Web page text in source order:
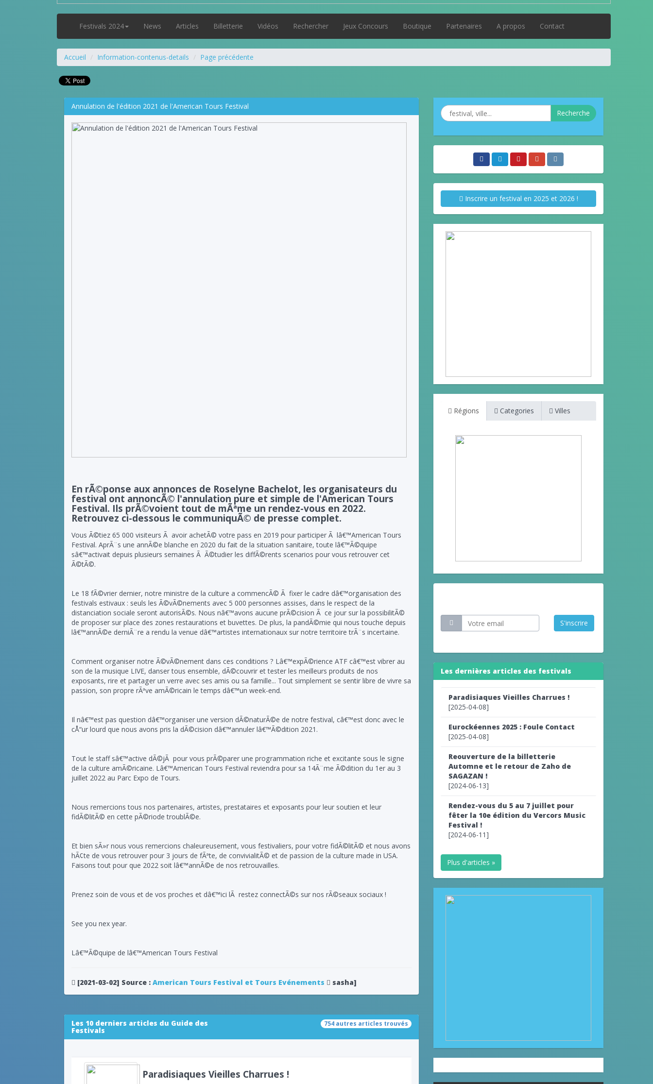
Festivals 2024 News Articles Billetterie Vidéos Rechercher Jeux Concours Boutique Partenaires A propos Contact
Accueil Information-contenus-details Page précédente
Annulation de l'édition 2021 de l'American Tours Festival
En rÃ©ponse aux annonces de Roselyne Bachelot, les organisateurs du
festival ont annoncÃ© l'annulation pure et simple de l'American Tours
Festival. Ils prÃ©voient tout de mÃªme un rendez-vous en 2022.
Retrouvez ci-dessous le communiquÃ© de presse complet.
Vous Ã©tiez 65 000 visiteurs Ã avoir achetÃ© votre pass en 2019 pour participer Ã lâ€™American Tours
Festival. AprÃ¨s une annÃ©e blanche en 2020 du fait de la situation sanitaire, toute lâ€™Ã©quipe
sâ€™activait depuis plusieurs semaines Ã Ã©tudier les diffÃ©rents scenarios pour vous retrouver cet
Ã©tÃ©.
Le 18 fÃ©vrier dernier, notre ministre de la culture a commencÃ© Ã fixer le cadre dâ€™organisation des
festivals estivaux : seuls les Ã©vÃ©nements avec 5 000 personnes assises, dans le respect de la
distanciation sociale seront autorisÃ©s. Nous nâ€™avons aucune prÃ©cision Ã ce jour sur la possibilitÃ©
de proposer sur place des zones restaurations et buvettes. De plus, la pandÃ©mie qui nous touche depuis
lâ€™annÃ©e derniÃ¨re a rendu la venue dâ€™artistes internationaux sur notre territoire trÃ¨s incertaine.
Comment organiser notre Ã©vÃ©nement dans ces conditions ? Lâ€™expÃ©rience ATF câ€™est vibrer au
son de la musique LIVE, danser tous ensemble, dÃ©couvrir et tester les meilleurs produits de nos
exposants, rire et partager un verre avec ses amis ou sa famille... Tout simplement se sentir libre de vivre sa
passion, son propre rÃªve amÃ©ricain le temps dâ€™un week-end.
Il nâ€™est pas question dâ€™organiser une version dÃ©naturÃ©e de notre festival, câ€™est donc avec le
cÅ“ur lourd que nous avons pris la dÃ©cision dâ€™annuler lâ€™Ã©dition 2021.
Tout le staff sâ€™active dÃ©jÃ pour vous prÃ©parer une programmation riche et excitante sous le signe
de la culture amÃ©ricaine. Lâ€™American Tours Festival reviendra pour sa 14Ã¨me Ã©dition du 1er au 3
juillet 2022 au Parc Expo de Tours.
Nous remercions tous nos partenaires, artistes, prestataires et exposants pour leur soutien et leur
fidÃ©litÃ© en cette pÃ©riode troublÃ©e.
Et bien sÃ»r nous vous remercions chaleureusement, vous festivaliers, pour votre fidÃ©litÃ© et nous avons
hÃ¢te de vous retrouver pour 3 jours de fÃªte, de convivialitÃ© et de passion de la culture made in USA.
Faisons tout pour que 2022 soit lâ€™annÃ©e de nos retrouvailles.
Prenez soin de vous et de vos proches et dâ€™ici lÃ restez connectÃ©s sur nos rÃ©seaux sociaux !
See you nex year.
Lâ€™Ã©quipe de lâ€™American Tours Festival
[2021-03-02] Source : American Tours Festival et Tours Evénements sasha]
Les 10 derniers articles du Guide des
Festivals
754 autres articles trouvés
Paradisiaques Vieilles Charrues !
Recherche
Inscrire un festival en 2025 et 2026 !
Régions Categories Villes
S'inscrire
Les dernières articles des festivals
Paradisiaques Vieilles Charrues !
[2025-04-08]
Eurockéennes 2025 : Foule Contact
[2025-04-08]
Reouverture de la billetterie
Automne et le retour de Zaho de
SAGAZAN !
[2024-06-13]
Rendez-vous du 5 au 7 juillet pour
fêter la 10e édition du Vercors Music
Festival !
[2024-06-11]
Plus d'articles »